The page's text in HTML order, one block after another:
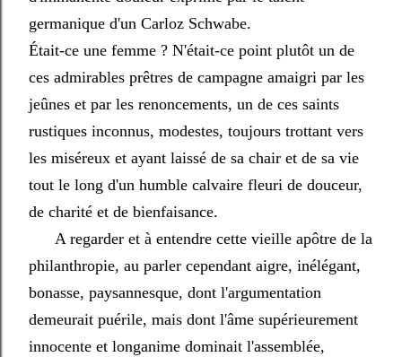
germanique d'un Carloz Schwabe.
Était-ce une femme ? N'était-ce point plutôt un de
ces admirables prêtres de campagne amaigri par les
jeûnes et par les renoncements, un de ces saints
rustiques inconnus, modestes, toujours trottant vers
les miséreux et ayant laissé de sa chair et de sa vie
tout le long d'un humble calvaire fleuri de douceur,
de charité et de bienfaisance.
A regarder et à entendre cette vieille apôtre de la
philanthropie, au parler cependant aigre, inélégant,
bonasse, paysannesque, dont l'argumentation
demeurait puérile, mais dont l'âme supérieurement
innocente et longanime dominait l'assemblée,